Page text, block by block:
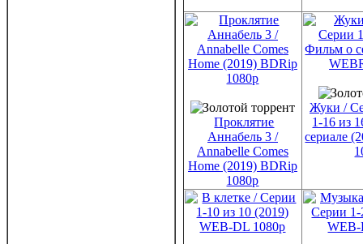
Проклятие
Аннабель 3 /
Annabelle Comes
Home (2019) BDRip
1080p
Жуки /
1-16 из
сериале